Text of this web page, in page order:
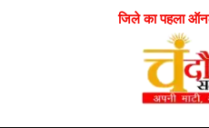
जिले का पहला